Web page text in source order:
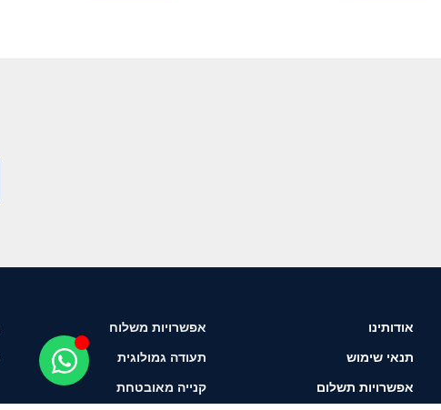
אודותינו
תנאי שימוש
אפשרויות תשלום
אפשרויות משלוח
תעודה גמולוגית
קנייה מאובטחת